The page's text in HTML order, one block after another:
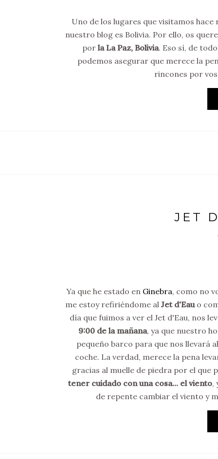
Uno de los lugares que visitamos
nuestro blog es Bolivia. Por ello, os
por la La Paz, Bolivia. Eso sí, de
podemos asegurar que merece la
rincones por
JET
Ya que he estado en Ginebra, como no
me estoy refiriéndome alJet d'Eauo
día que fuimos a ver el Jet d'Eau, nos
9:00 de la mañana, ya que nuestro
pequeño barco para que nos llevará
coche. La verdad, merece la pena
gracias al muelle de piedra por el que
tener cuidado con una cosa... el viento,
de repente cambiar el viento y